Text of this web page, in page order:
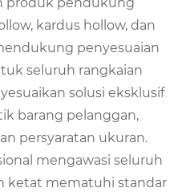
kardus hollow, dan
penyesuaian
seluruh rangkaian
solusi eksklusif
barang pelanggan,
persyaratan ukuran.
mengawasi seluruh
ketat mematuhi standar